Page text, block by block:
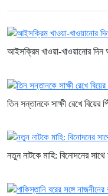
আইসক্রিম খাওয়া-খাওয়ানোর
তিন সন্তানকে সাক্ষী রেখে বিয়ের
নতুন নাটকে মাহি: বিনোদনের সাথে